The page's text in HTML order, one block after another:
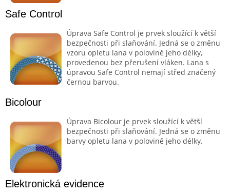
Safe Control
Úprava Safe Control je prvek sloužící k větší
bezpečnosti při slaňování. Jedná se o změnu
vzoru opletu lana v polovině jeho délky,
provedenou bez přerušení vláken. Lana s
úpravou Safe Control nemají střed značený
černou barvou.
Bicolour
Úprava Bicolour je prvek sloužící k větší
bezpečnosti při slaňování. Jedná se o změnu
barvy opletu lana v polovině jeho délky.
Elektronická evidence